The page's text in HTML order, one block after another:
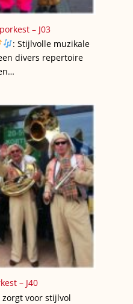
– J03
: Stijlvolle muzikale
divers repertoire
– J40
zorgt voor stijlvol